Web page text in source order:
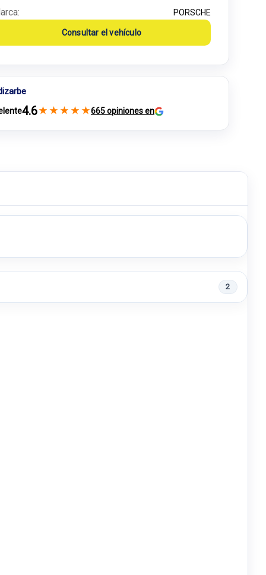
PORSCHE
Consultar el vehículo
4.6★ ★ ★ ★ ★665 opiniones en
2